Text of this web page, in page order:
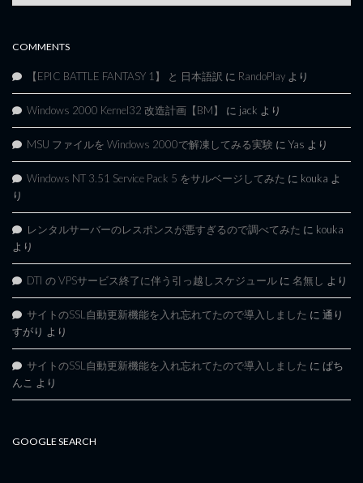
Archives
COMMENTS
【EPIC BATTLE FANTASY 1】 と 日本語訳 に RandoPlay より
Windows 2000 Kernel32 改造計画【BM】 に jack より
MSU ファイルを Windows 2000で解凍してみる実験 に Yas より
Windows NT 3.51 Service Pack 5 をサルベージしてみた に kouka よ
り
レンタルサーバーのレスポンスが悪すぎるので調べてみた に kouka
より
DTI の VPSサービス終了に伴う引っ越しスケジュール に 名無し より
サイトのSSL自動更新機能を入れ忘れてたので導入しました に 通り
すがり より
サイトのSSL自動更新機能を入れ忘れてたので導入しました に ぱち
んこ より
GOOGLE SEARCH